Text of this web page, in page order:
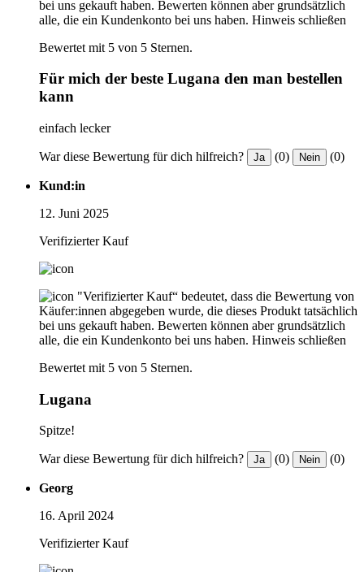
bei uns gekauft haben. Bewerten können aber grundsätzlich
alle, die ein Kundenkonto bei uns haben. Hinweis schließen
Bewertet mit 5 von 5 Sternen.
Für mich der beste Lugana den man bestellen
kann
einfach lecker
War diese Bewertung für dich hilfreich? Ja (0) Nein (0)
Kund:in
12. Juni 2025
Verifizierter Kauf
"Verifizierter Kauf“ bedeutet, dass die Bewertung von
Käufer:innen abgegeben wurde, die dieses Produkt tatsächlich
bei uns gekauft haben. Bewerten können aber grundsätzlich
alle, die ein Kundenkonto bei uns haben. Hinweis schließen
Bewertet mit 5 von 5 Sternen.
Lugana
Spitze!
War diese Bewertung für dich hilfreich? Ja (0) Nein (0)
Georg
16. April 2024
Verifizierter Kauf